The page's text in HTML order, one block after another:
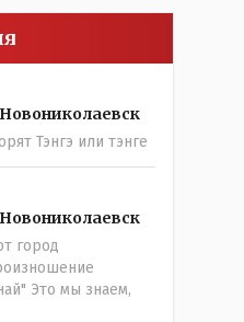
Тэнгэ или тэнге
город
Это мы знаем,